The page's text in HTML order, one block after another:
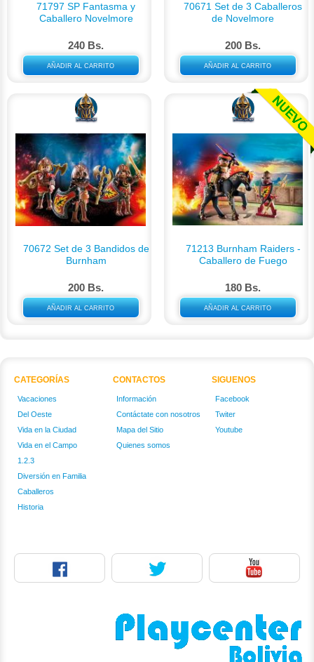
71797 SP Fantasma y
Caballero Novelmore
240 Bs.
AÑADIR AL CARRITO
70671 Set de 3 Caballeros
de Novelmore
200 Bs.
AÑADIR AL CARRITO
70672 Set de 3 Bandidos de
Burnham
200 Bs.
AÑADIR AL CARRITO
71213 Burnham Raiders -
Caballero de Fuego
180 Bs.
AÑADIR AL CARRITO
CATEGORÍAS
Vacaciones
Del Oeste
Vida en la Ciudad
Vida en el Campo
1.2.3
Diversión en Familia
Caballeros
Historia
CONTACTOS
Información
Contáctate con nosotros
Mapa del Sitio
Quienes somos
SIGUENOS
Facebook
Twiter
Youtube